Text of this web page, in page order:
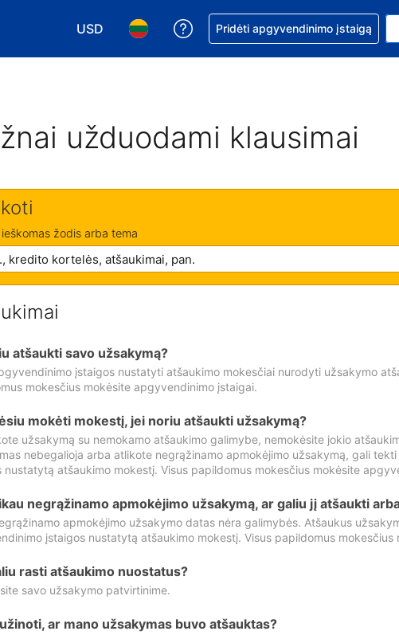
USD
Pasirinkite valiutą. Jūsų pasirinkta valiuta:
Pasirinkite kalbą. Jūsų pasirinkta kalba:
Pagalba dėl užsakymo
Pridėti apgyvendinimo įstaigą
užduodami klausimai
ieškomas žodis arba tema
atšaukti savo užsakymą?
įstaigos nustatyti atšaukimo mokesčiai nurodyti užsakymo
mokesčius mokėsite apgyvendinimo įstaigai.
mokėti mokestį, jei noriu atšaukti užsakymą?
užsakymą su nemokamo atšaukimo galimybe, nemokėsite jokio
nebegalioja arba atlikote negrąžinamo apmokėjimo užsakymą, gali
nustatytą atšaukimo mokestį. Visus papildomus mokesčius mokėsite
negrąžinamo apmokėjimo užsakymą, ar galiu jį atšaukti
apmokėjimo užsakymo datas nėra galimybės. Atšaukus
įstaigos nustatytą atšaukimo mokestį. Visus papildomus
rasti atšaukimo nuostatus?
savo užsakymo patvirtinime.
ar mano užsakymas buvo atšauktas?